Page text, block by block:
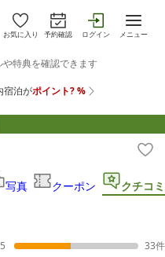
お気に入り 予約確認 ログイン メニュー
写真 クーポン クチコミ
5 33件